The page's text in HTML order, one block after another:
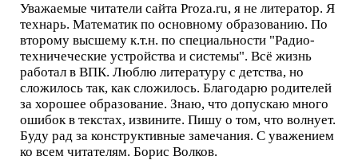
Уважаемые читатели сайта Proza.ru, я не литератор. Я
технарь. Математик по основному образованию. По
второму высшему к.т.н. по специальности "Радио-
техничеческие устройства и системы". Всё жизнь
работал в ВПК. Люблю литературу с детства, но
сложилось так, как сложилось. Благодарю родителей
за хорошее образование. Знаю, что допускаю много
ошибок в текстах, извините. Пишу о том, что волнует.
Буду рад за конструктивные замечания. С уважением
ко всем читателям. Борис Волков.